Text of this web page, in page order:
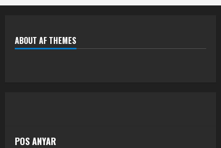
ABOUT AF THEMES
POS ANYAR